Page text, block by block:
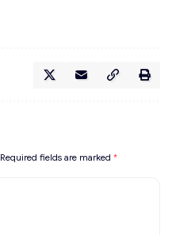
Required fields are marked *